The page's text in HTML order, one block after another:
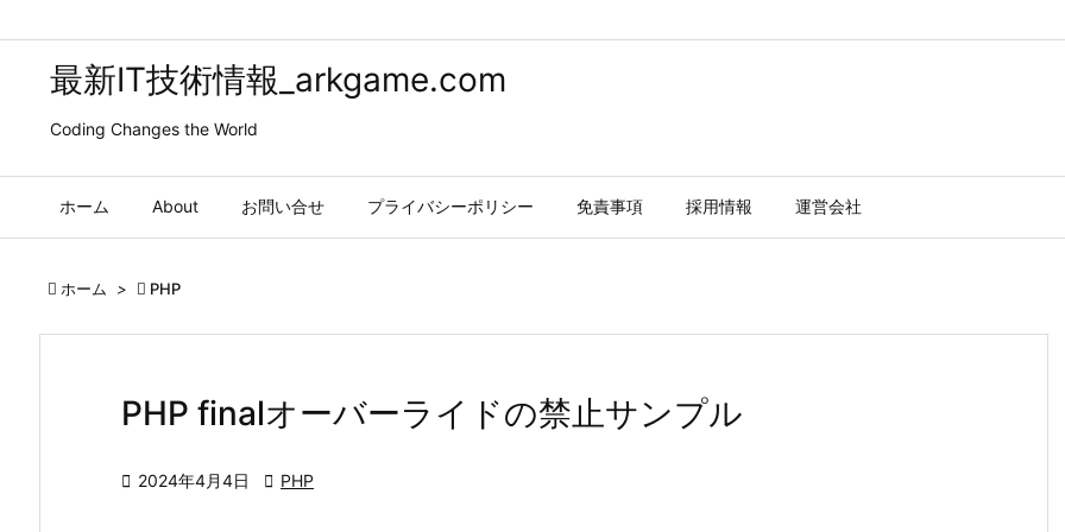
最新IT技術情報_arkgame.com
Coding Changes the World
ホーム About お問い合せ プライバシーポリシー 免責事項 採用情報 運営会社
 ホーム >  PHP
PHP finalオーバーライドの禁止サンプル
 2024年4月4日  PHP